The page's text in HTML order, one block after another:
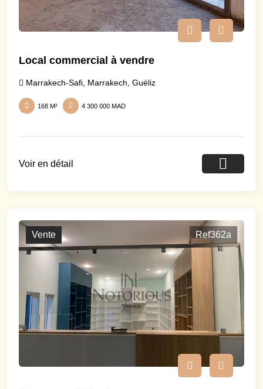
Local commercial à vendre
Marrakech-Safi, Marrakech, Guéliz
168 M² 4 300 000 MAD
Voir en détail
Vente Ref362a